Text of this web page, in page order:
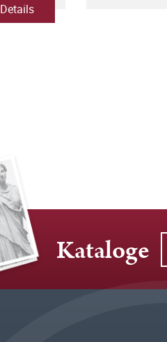
Details
Kataloge